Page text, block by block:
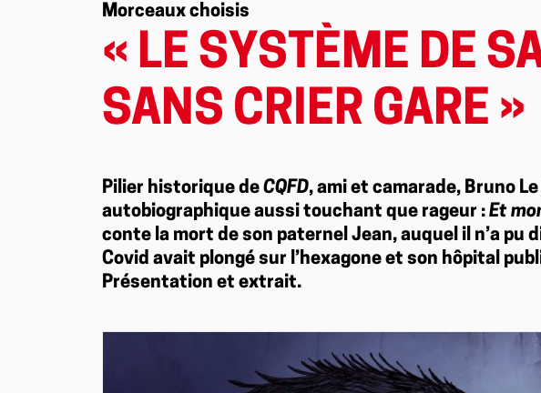
Morceaux choisis
« LE SYSTÈME DE
SANS CRIER GARE »
Pilier historique de CQFD, ami et camarade, Bruno
autobiographique aussi touchant que rageur : Et
conte la mort de son paternel Jean, auquel il n’a pu
Covid avait plongé sur l’hexagone et son hôpital
Présentation et extrait.